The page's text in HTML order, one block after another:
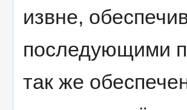
извне,
последующими
так же